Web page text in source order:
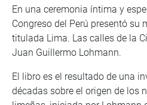
En una ceremonia íntima y
Congreso del Perú presentó su
titulada Lima. Las calles de la
Juan Guillermo Lohmann.
El libro es el resultado de una
décadas sobre el origen de los